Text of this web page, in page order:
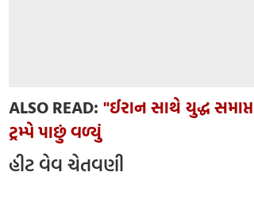
ALSO READ: "ઈરાન સાથે યુદ્ધ
ટ્રમ્પે પાછું વળ્યું
હીટ વેવ ચેતવણી